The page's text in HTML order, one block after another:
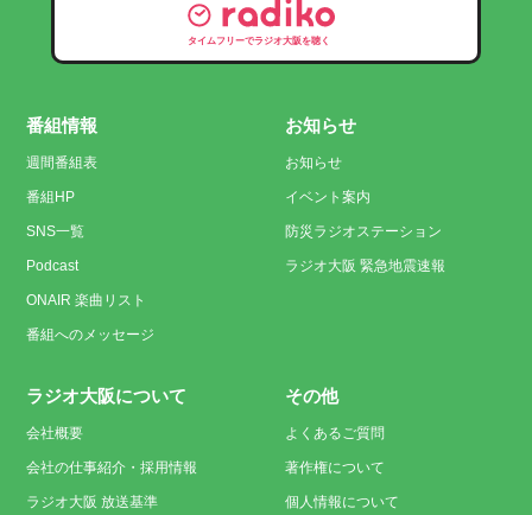
タイムフリーでラジオ大阪を聴く
番組情報
週間番組表
番組HP
SNS一覧
Podcast
ONAIR 楽曲リスト
番組へのメッセージ
お知らせ
お知らせ
イベント案内
防災ラジオステーション
ラジオ大阪 緊急地震速報
ラジオ大阪について
会社概要
会社の仕事紹介・採用情報
ラジオ大阪 放送基準
その他
よくあるご質問
著作権について
個人情報について